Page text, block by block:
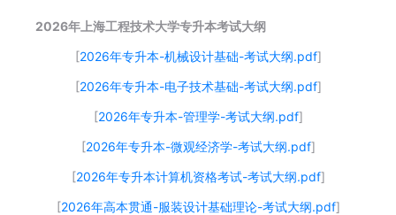
2026年上海工程技术大学专升本考试大纲
[2026年专升本-机械设计基础-考试大纲.pdf]
[2026年专升本-电子技术基础-考试大纲.pdf]
[2026年专升本-管理学-考试大纲.pdf]
[2026年专升本-微观经济学-考试大纲.pdf]
[2026年专升本计算机资格考试-考试大纲.pdf]
[2026年高本贯通-服装设计基础理论-考试大纲.pdf]